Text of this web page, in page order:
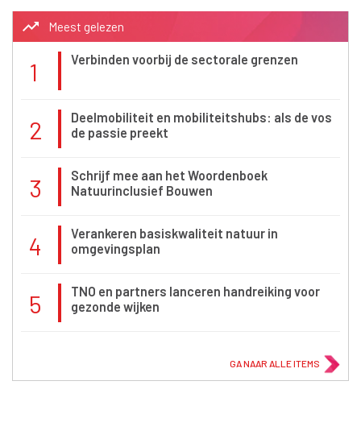
trending_up Meest gelezen
1 Verbinden voorbij de sectorale grenzen
2
Deelmobiliteit en mobiliteitshubs: als de vos
de passie preekt
3
Schrijf mee aan het Woordenboek
Natuurinclusief Bouwen
4
Verankeren basiskwaliteit natuur in
omgevingsplan
5
TNO en partners lanceren handreiking voor
gezonde wijken
GA NAAR ALLE ITEMS